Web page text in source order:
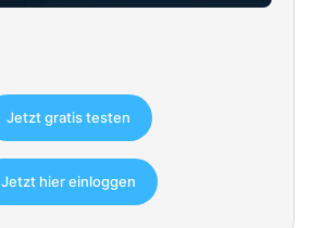
Jetzt gratis testen
Jetzt hier einloggen